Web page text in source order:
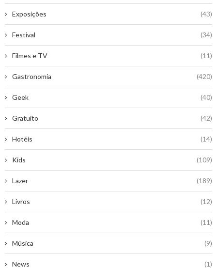
Exposições (43)
Festival (34)
Filmes e TV (11)
Gastronomia (420)
Geek (40)
Gratuito (42)
Hotéis (14)
Kids (109)
Lazer (189)
Livros (12)
Moda (11)
Música (9)
News (1)